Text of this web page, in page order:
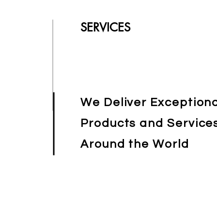
SERVICES
We Deliver
Products and
Around the World